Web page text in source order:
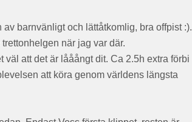
barnvänligt och lättåtkomlig, bra offpist :).
när jag var där.
att det är lååångt dit. Ca 2.5h extra förbi
att köra genom världens längsta